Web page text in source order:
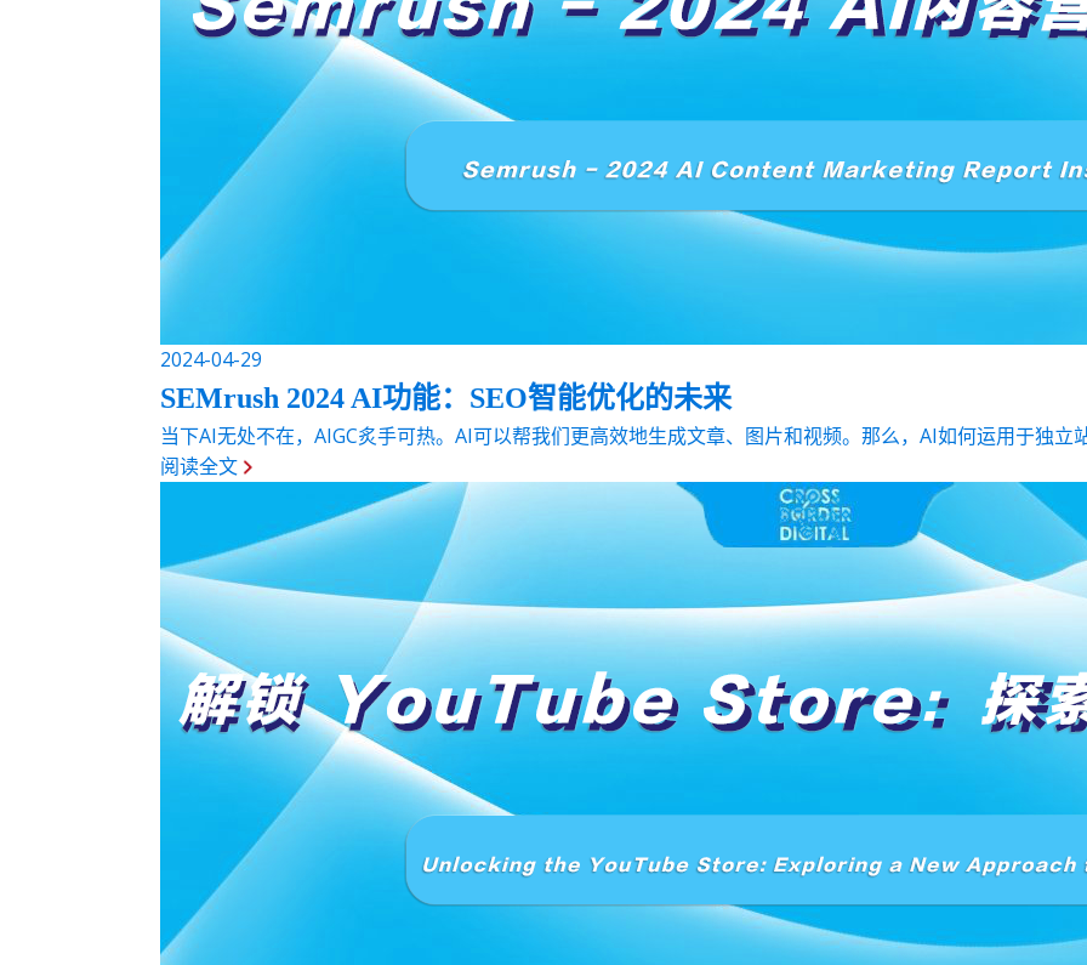
2024-04-29
SEMrush 2024 AI功能：SEO智能优化的未来
当下AI无处不在，AIGC炙手可热。AI可以帮我们更高效地生成文章、图片和视频。那么，AI如何运用于独立
阅读全文